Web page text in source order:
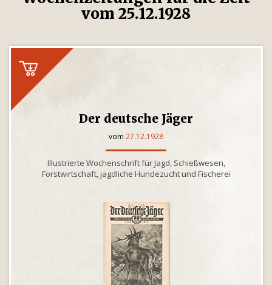
vom 25.12.1928
Der deutsche Jäger
vom 27.12.1928
Illustrierte Wochenschrift für Jagd, Schießwesen,
Forstwirtschaft, jagdliche Hundezucht und Fischerei